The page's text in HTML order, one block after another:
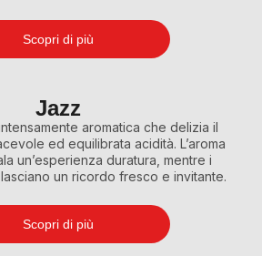
Scopri di più
Jazz
aromatica che delizia il
ed equilibrata acidità. L’aroma
un’esperienza duratura, mentre i
un ricordo fresco e invitante.
Scopri di più